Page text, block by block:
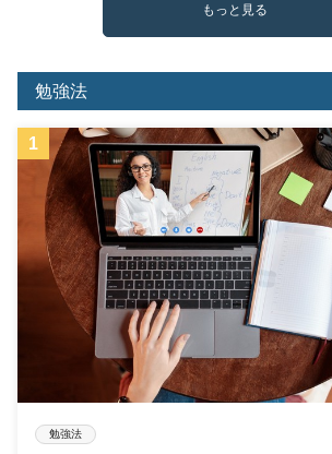
もっと見る
勉強法
勉強法